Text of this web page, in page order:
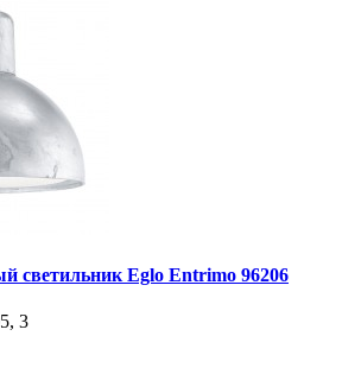
светильник Eglo Entrimo 96206
, 3